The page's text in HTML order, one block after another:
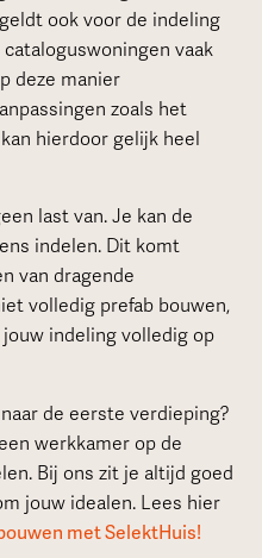
ook voor de indeling
vaak
deze manier
zoals het
hierdoor gelijk heel
last van. Je kan de
indelen. Dit komt
van dragende
volledig prefab bouwen,
indeling volledig op
de eerste verdieping?
werkkamer op de
Bij ons zit je altijd goed
jouw idealen. Lees hier
met SelektHuis!